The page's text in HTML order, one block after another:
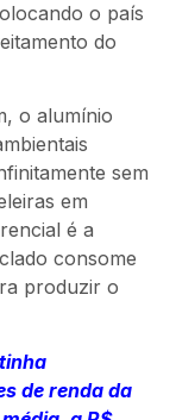
o país
do
o alumínio
sem
em
é a
consome
produzir o
de renda da